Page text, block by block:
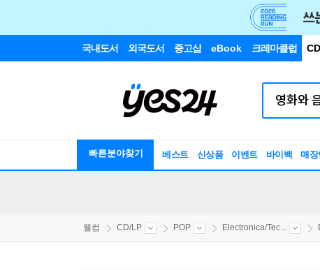
국내도서 외국도서 중고샵 eBook 크레마클럽
빠른분야찾기 베스트 신상품 이벤트 바이백 매장
웰컴 CD/LP POP Electronica/Tec...